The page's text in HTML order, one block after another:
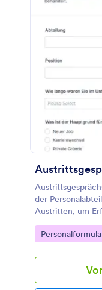
der
Austritten, um
Go to Category: